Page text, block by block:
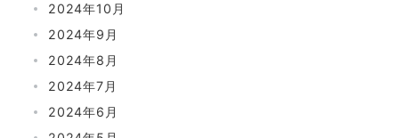
2024年10月
2024年9月
2024年8月
2024年7月
2024年6月